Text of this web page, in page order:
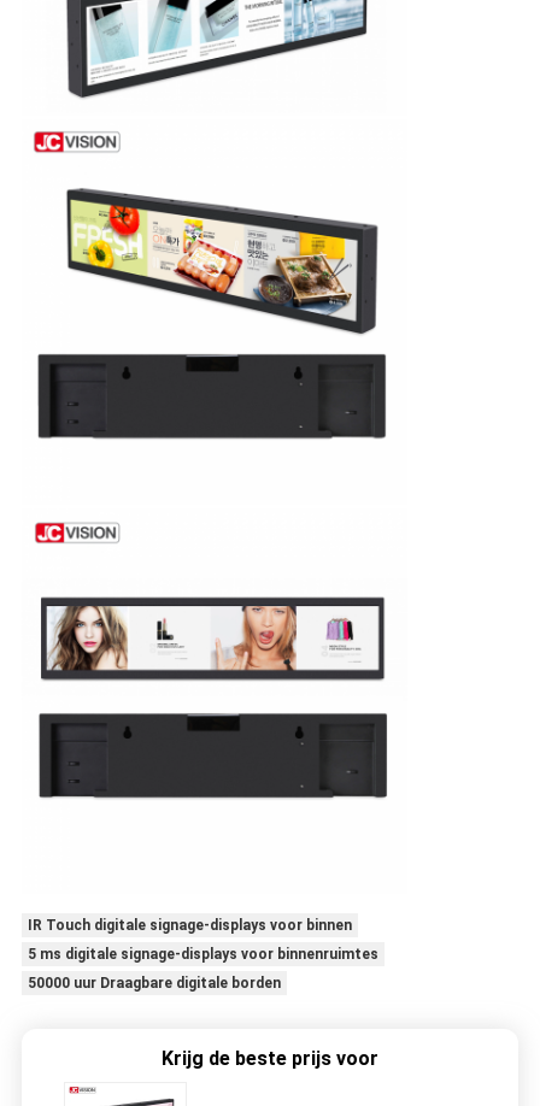
IR Touch digitale signage-displays voor binnen
5 ms digitale signage-displays voor binnenruimtes
50000 uur Draagbare digitale borden
Krijg de beste prijs voor